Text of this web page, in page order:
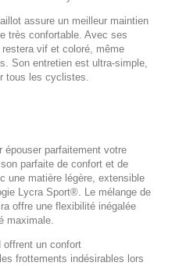
assure un meilleur maintien
très confortable. Avec ses
vif et coloré, même
Son entretien est ultra-simple,
tous les cyclistes.
épouser parfaitement votre
parfaite de confort et de
une matière légère, extensible
Lycra Sport®. Le mélange de
offre une flexibilité inégalée
maximale.
offrent un confort
frottements indésirables lors